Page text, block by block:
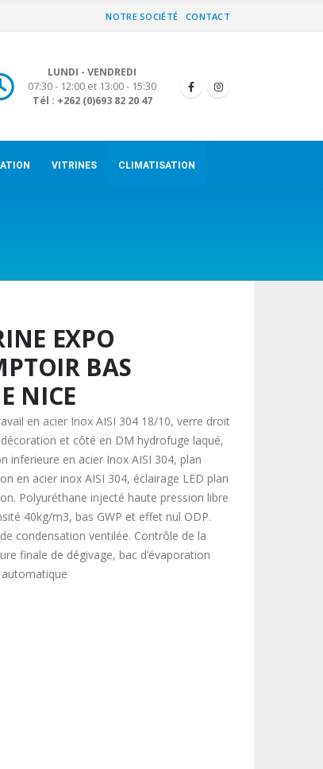
NOTRE SOCIÉTÉ CONTACT
LUNDI - VENDREDI
07:30 - 12:00 et 13:00 - 15:30
Tél : +262 (0)693 82 20 47
VITRINES CLIMATISATION
EXPO
BAS
NICE
en acier Inox AISI 304 18/10, verre droit
et côté en DM hydrofuge laqué,
inferieure en acier Inox AISI 304, plan
en acier inox AISI 304, éclairage LED plan
Polyuréthane injecté haute pression libre
40kg/m3, bas GWP et effet nul ODP.
condensation ventilée. Contrôle de la
finale de dégivage, bac d’évaporation